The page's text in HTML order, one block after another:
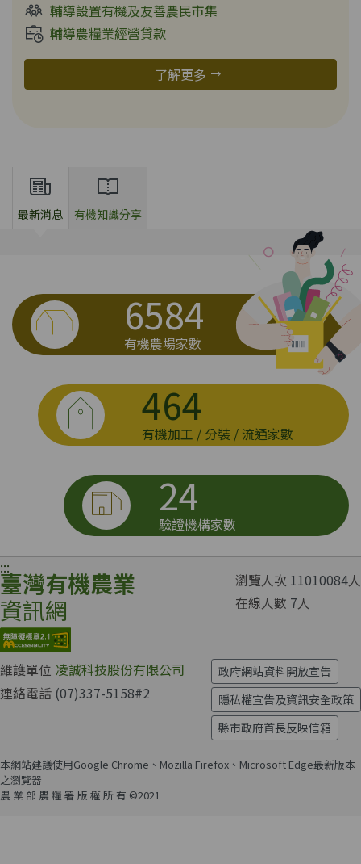
輔導設置有機及友善農民市集
輔導農糧業經營貸款
了解更多
最新消息 有機知識分享
6584
有機農場家數
464
有機加工 / 分裝 / 流通家數
24
驗證機構家數
:::
臺灣有機農業
資訊網
瀏覽人次 11010084人
在線人數 7人
維護單位 凌誠科技股份有限公司
連絡電話 (07)337-5158#2
政府網站資料開放宣告
隱私權宣告及資訊安全政策
縣市政府首長反映信箱
本網站建議使用Google Chrome、Mozilla Firefox、Microsoft Edge最新版本
之瀏覽器
農 業 部 農 糧 署 版 權 所 有 ©2021